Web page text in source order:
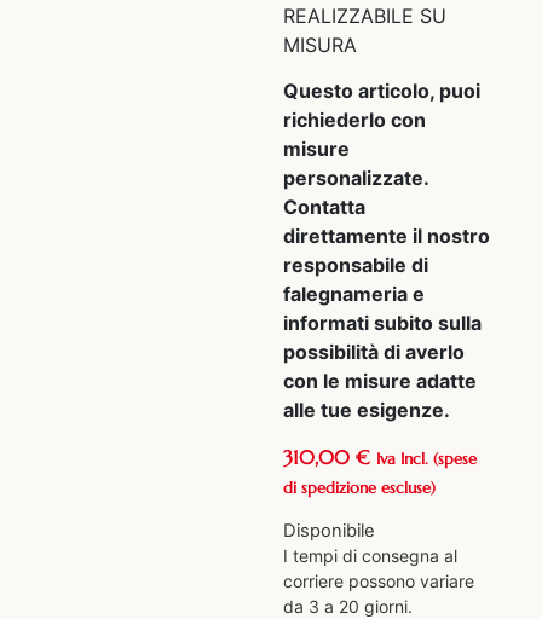
REALIZZABILE SU
MISURA
Questo articolo, puoi
richiederlo con
misure
personalizzate.
Contatta
direttamente il nostro
responsabile di
falegnameria e
informati subito sulla
possibilità di averlo
con le misure adatte
alle tue esigenze.
310,00 € Iva Incl. (spese
di spedizione escluse)
Disponibile
I tempi di consegna al
corriere possono variare
da 3 a 20 giorni.